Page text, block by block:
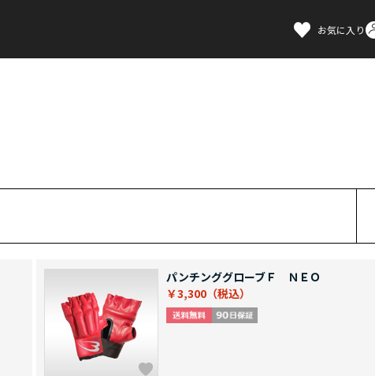
お気に入り
パンチンググローブＦ ＮＥＯ
￥3,300